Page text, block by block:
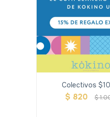
Colectivos
$ 820 $